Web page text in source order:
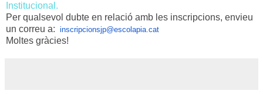
Institucional.
Per qualsevol dubte en relació amb les inscripcions, envieu
un correu a: inscripcionsjp@escolapia.cat
Moltes gràcies!